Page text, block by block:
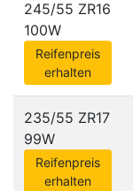
245/55 ZR16
100W
Reifenpreis
erhalten
235/55 ZR17
99W
Reifenpreis
erhalten